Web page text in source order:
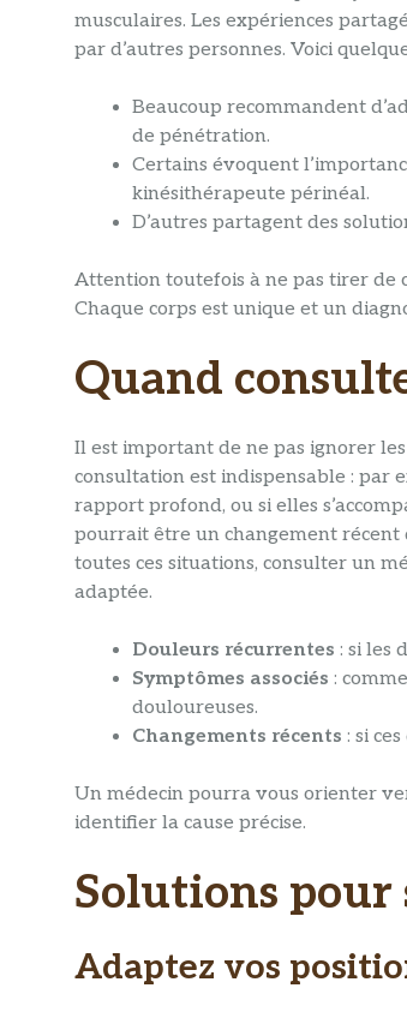
musculaires. Les expériences
par d’autres personnes. Voici
Beaucoup recommandent
de pénétration.
Certains évoquent
kinésithérapeute périnéal.
D’autres partagent des
Attention toutefois à ne pas tirer de
Chaque corps est unique et un
Quand
Il est important de ne pas ignorer
consultation est indispensable : par
rapport profond, ou si elles
pourrait être un changement récent
toutes ces situations, consulter un
adaptée.
Douleurs récurrentes : si les
Symptômes associés :
douloureuses.
Changements récents : si
Un médecin pourra vous orienter
identifier la cause précise.
Solutions pour
Adaptez vos